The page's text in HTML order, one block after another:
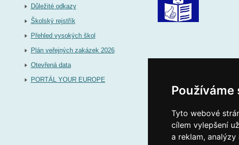
Tyto webové
cílem vylepšení
a reklam,
Důležité odkazy
Školský rejstřík
Přehled vysokých škol
Plán veřejných zakázek 2026
Otevřená data
PORTÁL YOUR EUROPE